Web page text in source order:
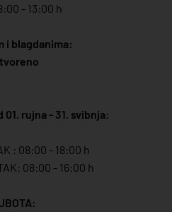
- 13:00 h
i blagdanima:
rujna - 31. svibnja:
: 08:00 - 18:00 h
08:00 - 16:00 h